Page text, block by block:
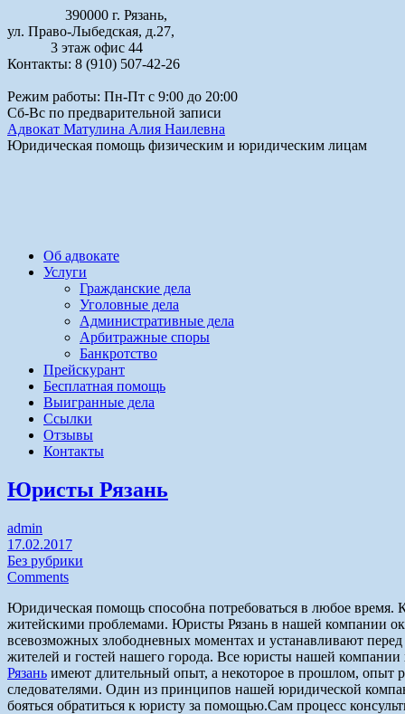
390000 г. Рязань,
ул. Право-Лыбедская, д.27,
3 этаж офис 44
Контакты: 8 (910) 507-42-26
Режим работы: Пн-Пт с 9:00 до 20:00
Сб-Вс по предварительной записи
Адвокат Матулина Алия Наилевна
Юридическая помощь физическим и юридическим лицам
Об адвокате
Услуги
Гражданские дела
Уголовные дела
Административные дела
Арбитражные споры
Банкротство
Прейскурант
Бесплатная помощь
Выигранные дела
Ссылки
Отзывы
Контакты
Юристы Рязань
admin
17.02.2017
Без рубрики
Comments
Юридическая помощь способна потребоваться в любое
житейскими проблемами. Юристы Рязань в нашей компании
всевозможных злободневных моментах и устанавливают
жителей и гостей нашего города. Все юристы нашей
Рязань имеют длительный опыт, а некоторое в прошлом, опыт
следователями. Один из принципов нашей юридической
бояться обратиться к юристу за помощью.Сам процесс